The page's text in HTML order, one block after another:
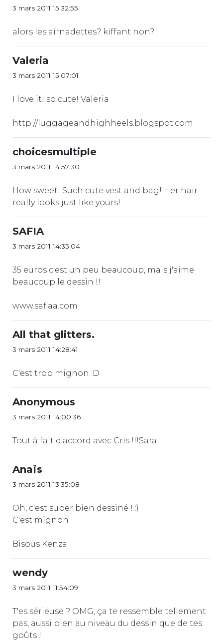
3 mars 2011 15:32:55
alors les airnadettes? kiffant non?
Valeria
3 mars 2011 15:07:01
I love it! so cute! Valeria
http://luggageandhighheels.blogspot.com
choicesmultiple
3 mars 2011 14:57:30
How sweet! Such cute vest and bag! Her hair
really looks just like yours!
SAFIA
3 mars 2011 14:35:04
35 euros c'est un peu beaucoup, mais j'aime
beaucoup le dessin !!
www.safiaa.com
All that glitters.
3 mars 2011 14:28:41
C'est trop mignon :D
Anonymous
3 mars 2011 14:00:36
Tout à fait d'accord avec Cris !!!Sara
Anaïs
3 mars 2011 13:35:08
Oh, c'est super bien dessiné ! :)
C'est mignon
Bisous Kenza
wendy
3 mars 2011 11:54:09
T'es sérieuse ? OMG, ça te ressemble tellement
pas, aussi bien au niveau du dessin que de tes
goûts !